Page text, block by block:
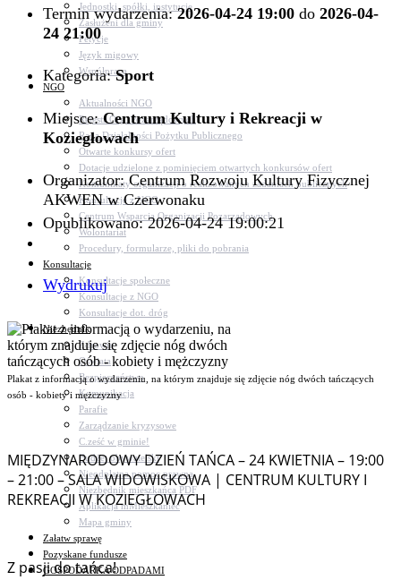
Jednostki, spółki, instytucje
Zasłużeni dla gminy
Petycje
Język migowy
Współpraca
NGO
Aktualności NGO
Rejestr Org. Pozarządowych
Rada Działalności Pożytku Publicznego
Otwarte konkursy ofert
Dotacje udzielone z pominięciem otwartych konkursów ofert
Komunikaty organizacji o realizowanych zadaniach publicznych
Konsultacje z NGO
Centrum Wsparcia Organizacji Pozarządowych
Wolontariat
Procedury, formularze, pliki do pobrania
Konsultacje
Konsultacje społeczne
Konsultacje z NGO
Konsultacje dot. dróg
Niezbędnik
Zdrowie
Oświata
Bezpieczeństwo
Komunikacja
Parafie
Zarządzanie kryzysowe
C.ześć w gminie!
Budżet obywatelski
Nieodpłatna pomoc prawna
Niezbędnik mieszkańca PDF
Aplikacja mMieszkaniec
Mapa gminy
Załatw sprawę
Pozyskane fundusze
GOSPODARKA ODPADAMI
Termin wydarzenia:2026-04-24 19:00 do 2026-04-
24 21:00
Kategoria:Sport
Miejsce:Centrum Kultury i Rekreacji w
Koziegłowach
Organizator: Centrum Rozwoju Kultury Fizycznej
AKWEN w Czerwonaku
Opublikowano: 2026-04-24 19:00:21
Wydrukuj
Plakat z informacją o wydarzeniu, na którym znajduje się zdjęcie nóg dwóch tańczących
osób - kobiety i mężczyzny
MIĘDZYNARODOWY DZIEŃ TAŃCA – 24 KWIETNIA – 19:00
– 21:00 – SALA WIDOWISKOWA | CENTRUM KULTURY I
REKREACJI W KOZIEGŁOWACH
Z pasji do tańca!